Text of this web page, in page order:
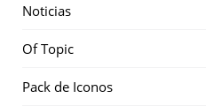
Noticias
Of Topic
Pack de Iconos